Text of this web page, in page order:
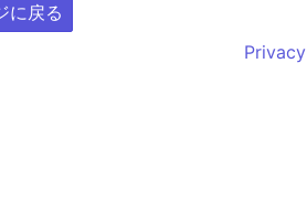
に戻る
Privacy